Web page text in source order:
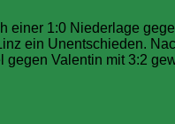
einer 1:0 Niederlage
ein Unentschieden.
Valentin mit 3:2